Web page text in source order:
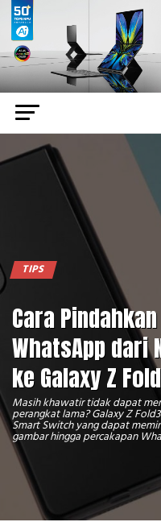
TIPS
Cara
WhatsApp dari
ke Galaxy Z
Masih khawatir tidak dapat
perangkat lama? Galaxy Z
Smart Switch yang dapat
gambar hingga percakapan